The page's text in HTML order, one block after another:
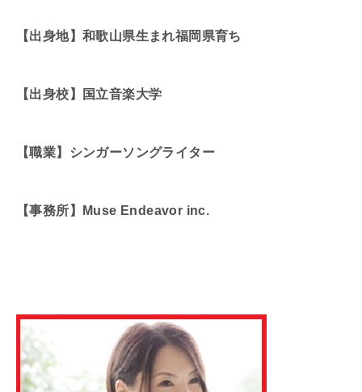
【出身地】和歌山県生まれ福岡県育ち
【出身校】国立音楽大学
【職業】シンガーソングライター
【事務所】Muse Endeavor inc.